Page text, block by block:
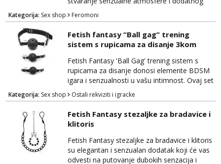
uzbuđenja u vašim intimnim trenucima. Ovi
štapići spoj su suptilnog mirisa i moćnih
feromona, koji potiču strast i privlačnost.
Mirisni štapići su natopljeni privlačnim notama
macadamije, koje stvaraju senzualno
okruženje i potiču osjećaj opuštenosti. Uz to,
sadrže feromone...
Kategorija: Sex shop Feromoni
Fetish fantasy “Ball gag” trening
sistem s rupicama za disanje 3kom
Fetish Fantasy 'Ball Gag' trening sistem s
rupicama za disanje donosi elemente BDSM
igara i senzualnosti u vašu intimnost. Ovaj set
pruža duboko zadovoljstvo i istraživanje
dominacije i podložnosti na siguran i uzbudljiv
način. Ball gag je izrađen od visokokvalitetnog
materijala koji je siguran za tijelo i pruža
udobnost tijekom nošenja. Kugla s rupicama
za disanje omogućuje podložnoj strani da...
Kategorija: Sex shop Ostali rekviziti i igracke
Fetish Fantasy stezaljke za bradavice i
klitoris
Fetish Fantasy stezaljke za bradavice i klitoris
su elegantan i senzualan dodatak koji će vas
odvesti na putovanje dubokih senzacija i